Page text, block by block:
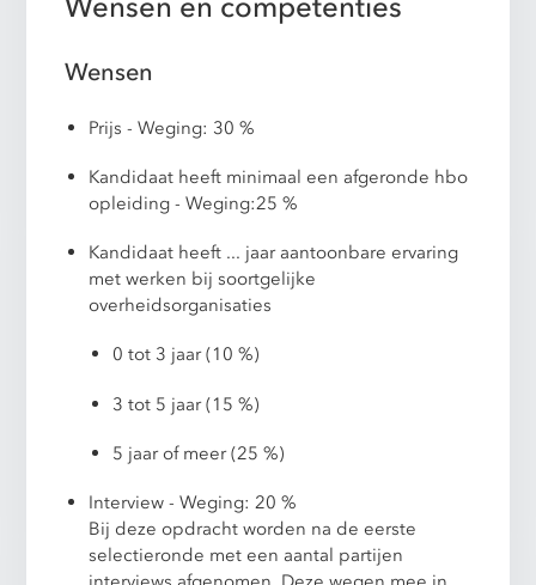
Wensen
Prijs - Weging: 30 %
Kandidaat heeft minimaal een afgeronde hbo
opleiding - Weging:25 %
Kandidaat heeft ... jaar aantoonbare ervaring
met werken bij soortgelijke
overheidsorganisaties
0 tot 3 jaar (10 %)
3 tot 5 jaar (15 %)
5 jaar of meer (25 %)
Interview - Weging: 20 %
Bij deze opdracht worden na de eerste
selectieronde met een aantal partijen